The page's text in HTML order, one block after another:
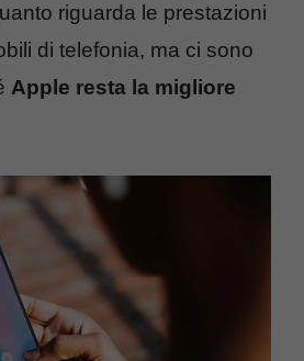
riguarda le prestazioni
di telefonia, ma ci sono
Apple resta la migliore